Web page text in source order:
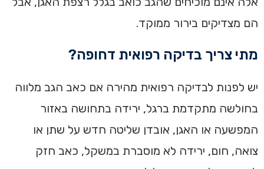
הם מצדיקים בירור ממוקד.
מתי צריך בדיקה רפואית דחופה?
יש לפנות לבדיקה רפואית מהירה אם כאב הגב מלווה
בחולשה מתקדמת ברגל, ירידה בתחושה באזור
המפשעה או האגן, אובדן שליטה חדש על שתן או
צואה, חום, ירידה לא מוסברת במשקל, כאב חזק